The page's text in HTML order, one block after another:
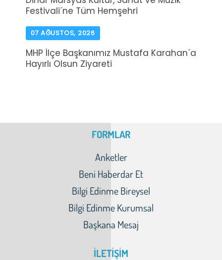
Festivali´ne Tüm Hemşehri
07 AĞUSTOS, 2026
MHP İlçe Başkanımız Mustafa Karahan´a
Hayırlı Olsun Ziyareti
FORMLAR
Anketler
Beni Haberdar Et
Bilgi Edinme Bireysel
Bilgi Edinme Kurumsal
Başkana Mesaj
İLETİŞİM